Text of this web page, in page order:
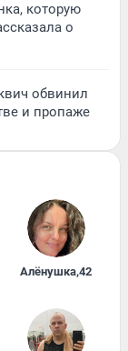
которую
о
обвинил
и пропаже
Алёнушка,42